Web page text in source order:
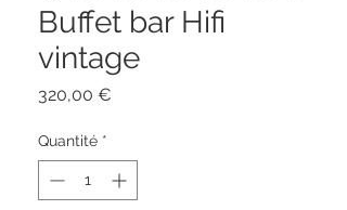
Buffet bar Hifi
vintage
320,00 €
Quantité *